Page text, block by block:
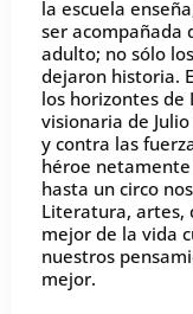
la escuela
ser acompañada
adulto; no sólo
dejaron historia.
los horizontes de
visionaria de
y contra las
héroe netamente
hasta un circo
Literatura, artes,
mejor de la vida
nuestros
mejor.